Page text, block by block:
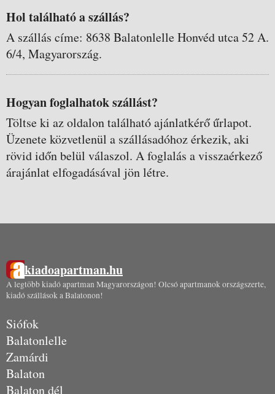
Hol található a szállás?
A szállás címe: 8638 Balatonlelle Honvéd utca 52 A.
6/4, Magyarország.
Hogyan foglalhatok szállást?
Töltse ki az oldalon található ajánlatkérő űrlapot.
Üzenete közvetlenül a szállásadóhoz érkezik, aki
rövid időn belül válaszol. A foglalás a visszaérkező
árajánlat elfogadásával jön létre.
kiadoapartman.hu
A legtöbb kiadó apartman Magyarországon! Olcsó apartmanok országszerte,
kiadó szállások a Balatonon!
Siófok
Balatonlelle
Zamárdi
Balaton
Balaton dél